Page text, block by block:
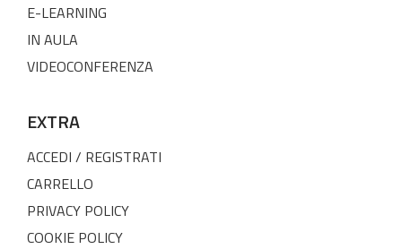
E-LEARNING
IN AULA
VIDEOCONFERENZA
EXTRA
ACCEDI / REGISTRATI
CARRELLO
PRIVACY POLICY
COOKIE POLICY